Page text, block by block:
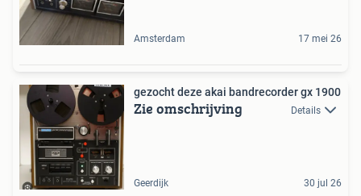
Amsterdam 17 mei 26
gezocht deze akai bandrecorder gx 1900
Zie omschrijving Details
Geerdijk 30 jul 26